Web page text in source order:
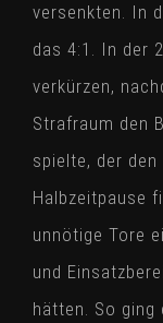
versenkten. In
das 4:1. In der
verkürzen,
Strafraum den
spielte, der
Halbzeitpause
unnötige Tore
und
hätten. So ging